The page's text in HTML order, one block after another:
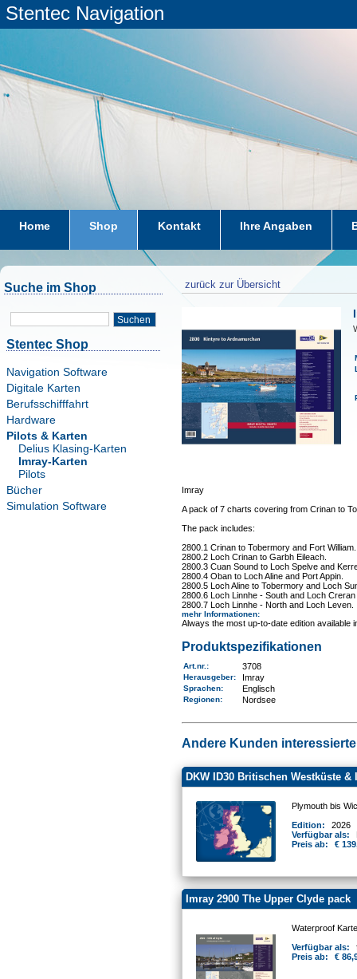
Stentec Navigation
Home Shop Kontakt Ihre Angaben
Suche im Shop
Suchen
Stentec Shop
Navigation Software
Digitale Karten
Berufsschifffahrt
Hardware
Pilots & Karten
Delius Klasing-Karten
Imray-Karten
Pilots
Bücher
Simulation Software
zurück zur Übersicht
Imray
A pack of 7 charts covering from Crinan to
The pack includes:
2800.1 Crinan to Tobermory and Fort William.
2800.2 Loch Crinan to Garbh Eileach.
2800.3 Cuan Sound to Loch Spelve and
2800.4 Oban to Loch Aline and Port Appin.
2800.5 Loch Aline to Tobermory and Loch
2800.6 Loch Linnhe - South and Loch Creran
2800.7 Loch Linnhe - North and Loch Leven.
mehr Informationen:
Always the most up-to-date edition
Produktspezifikationen
Art.nr. : 3708
Herausgeber: Imray
Sprachen: Englisch
Regionen: Nordsee
Andere Kunden
DKW ID30 Britischen Westküste &
Plymouth bis
Edition:
2026
Verfügbar als:
Preis ab:
€
Imray 2900 The Upper Clyde pack
Waterproof
Verfügbar als:
Preis ab:
€